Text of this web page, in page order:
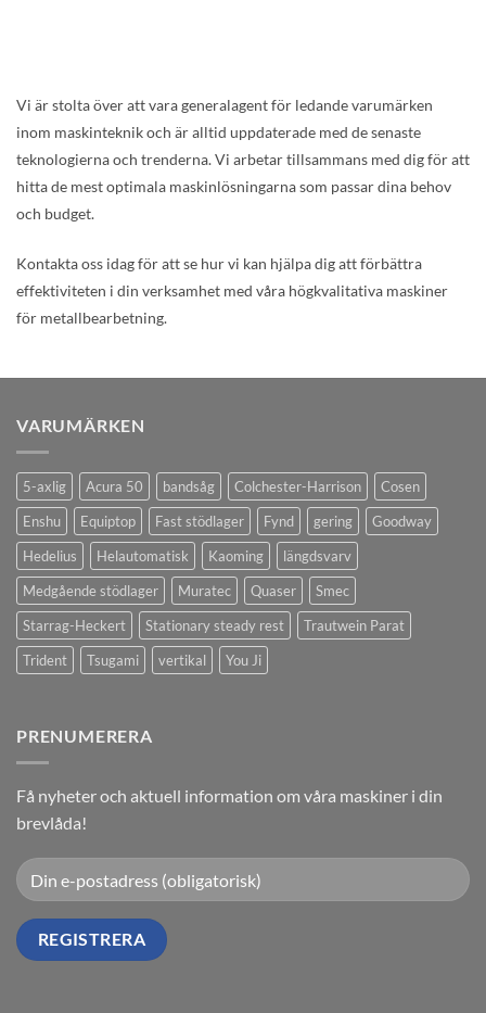
Vi är stolta över att vara generalagent för ledande varumärken
inom maskinteknik och är alltid uppdaterade med de senaste
teknologierna och trenderna. Vi arbetar tillsammans med dig för att
hitta de mest optimala maskinlösningarna som passar dina behov
och budget.
Kontakta oss idag för att se hur vi kan hjälpa dig att förbättra
effektiviteten i din verksamhet med våra högkvalitativa maskiner
för metallbearbetning.
VARUMÄRKEN
5-axlig Acura 50 bandsåg Colchester-Harrison
Cosen
Enshu
Equiptop Fast stödlager Fynd gering
Goodway
Hedelius
Helautomatisk Kaoming
längdsvarv
Medgående stödlager
Muratec Quaser
Smec
Starrag-Heckert
Stationary steady rest
Trautwein Parat
Trident
Tsugami vertikal You Ji
PRENUMERERA
Få nyheter och aktuell information om våra maskiner i din
brevlåda!